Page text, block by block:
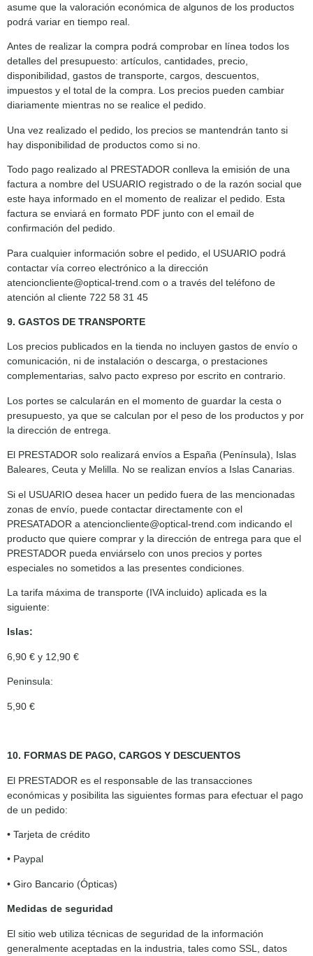
asume que la valoración económica de algunos de los productos
podrá variar en tiempo real.
Antes de realizar la compra podrá comprobar en línea todos los
detalles del presupuesto: artículos, cantidades, precio,
disponibilidad, gastos de transporte, cargos, descuentos,
impuestos y el total de la compra. Los precios pueden cambiar
diariamente mientras no se realice el pedido.
Una vez realizado el pedido, los precios se mantendrán tanto si
hay disponibilidad de productos como si no.
Todo pago realizado al PRESTADOR conlleva la emisión de una
factura a nombre del USUARIO registrado o de la razón social que
este haya informado en el momento de realizar el pedido. Esta
factura se enviará en formato PDF junto con el email de
confirmación del pedido.
Para cualquier información sobre el pedido, el USUARIO podrá
contactar vía correo electrónico a la dirección
atencioncliente@optical-trend.com o a través del teléfono de
atención al cliente 722 58 31 45
9. GASTOS DE TRANSPORTE
Los precios publicados en la tienda no incluyen gastos de envío o
comunicación, ni de instalación o descarga, o prestaciones
complementarias, salvo pacto expreso por escrito en contrario.
Los portes se calcularán en el momento de guardar la cesta o
presupuesto, ya que se calculan por el peso de los productos y por
la dirección de entrega.
El PRESTADOR solo realizará envíos a España (Península), Islas
Baleares, Ceuta y Melilla. No se realizan envíos a Islas Canarias.
Si el USUARIO desea hacer un pedido fuera de las mencionadas
zonas de envío, puede contactar directamente con el
PRESATADOR a atencioncliente@optical-trend.com indicando el
producto que quiere comprar y la dirección de entrega para que el
PRESTADOR pueda enviárselo con unos precios y portes
especiales no sometidos a las presentes condiciones.
La tarifa máxima de transporte (IVA incluido) aplicada es la
siguiente:
Islas:
6,90 € y 12,90 €
Peninsula:
5,90 €
10. FORMAS DE PAGO, CARGOS Y DESCUENTOS
El PRESTADOR es el responsable de las transacciones
económicas y posibilita las siguientes formas para efectuar el pago
de un pedido:
• Tarjeta de crédito
• Paypal
• Giro Bancario (Ópticas)
Medidas de seguridad
El sitio web utiliza técnicas de seguridad de la información
generalmente aceptadas en la industria, tales como SSL, datos